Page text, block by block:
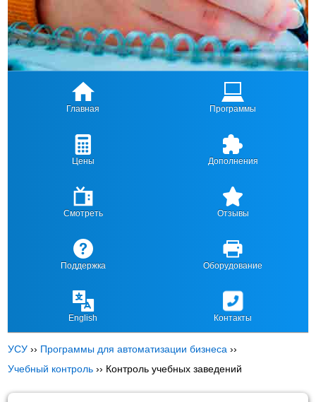
Главная Программы
Цены Дополнения
Смотреть Отзывы
Поддержка Оборудование
English Контакты
УСУ ›› Программы для автоматизации бизнеса ››
Учебный контроль ›› Контроль учебных заведений